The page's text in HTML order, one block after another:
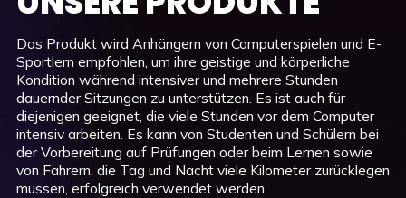
Das Produkt wird Anhängern von Computerspielen und E-
Sportlern empfohlen, um ihre geistige und körperliche
Kondition während intensiver und mehrere Stunden
dauernder Sitzungen zu unterstützen. Es ist auch für
diejenigen geeignet, die viele Stunden vor dem Computer
intensiv arbeiten. Es kann von Studenten und Schülern bei
der Vorbereitung auf Prüfungen oder beim Lernen sowie
von Fahrern, die Tag und Nacht viele Kilometer zurücklegen
müssen, erfolgreich verwendet werden.